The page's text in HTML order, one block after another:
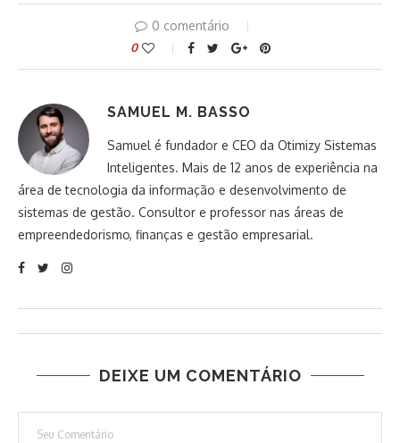
0 comentário
0
SAMUEL M. BASSO
Samuel é fundador e CEO da Otimizy Sistemas
Inteligentes. Mais de 12 anos de experiência na
área de tecnologia da informação e desenvolvimento de
sistemas de gestão. Consultor e professor nas áreas de
empreendedorismo, finanças e gestão empresarial.
DEIXE UM COMENTÁRIO